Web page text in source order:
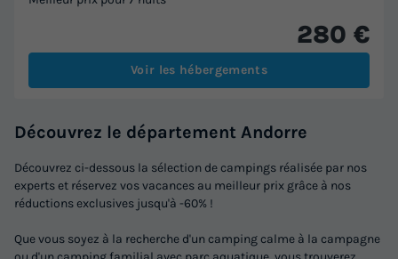
280 €
Voir les hébergements
Découvrez le département Andorre
Découvrez ci-dessous la sélection de campings réalisée par nos
experts et réservez vos vacances au meilleur prix grâce à nos
réductions exclusives jusqu'à -60% !
Que vous soyez à la recherche d'un camping calme à la campagne